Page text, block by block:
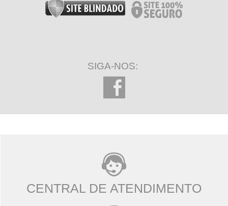
SIGA-NOS:
CENTRAL DE ATENDIMENTO